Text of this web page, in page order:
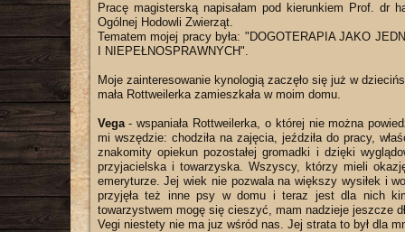
Pracę magisterską napisałam pod kierunkiem Prof. dr
Ogólnej Hodowli Zwierząt.
Tematem mojej pracy była: "DOGOTERAPIA JAKO
I NIEPEŁNOSPRAWNYCH".
Moje zainteresowanie kynologią zaczęło się już w
mała Rottweilerka zamieszkała w moim domu.
Vega- wspaniała Rottweilerka, o której nie można
mi wszędzie: chodziła na zajęcia, jeździła do pracy,
znakomity opiekun pozostałej gromadki i dzięki
przyjacielska i towarzyska. Wszyscy, którzy mieli
emeryturze. Jej wiek nie pozwala na większy wysiłek i
przyjęła też inne psy w domu i teraz jest dla nich
towarzystwem mogę się cieszyć, mam nadzieje jeszcze
Vegi niestety nie ma juz wśród nas. Jej strata to był dla